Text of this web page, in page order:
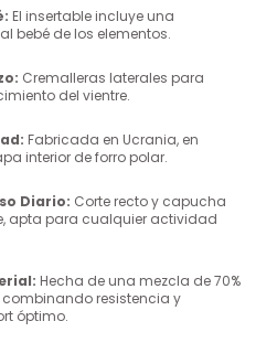
El insertable incluye una
bebé de los elementos.
Cremalleras laterales para
del vientre.
Fabricada en Ucrania, en
interior de forro polar.
Diario: Corte recto y capucha
apta para cualquier actividad
Hecha de una mezcla de 70%
combinando resistencia y
óptimo.